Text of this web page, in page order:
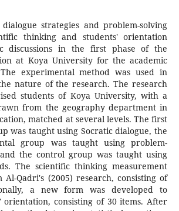
strategies and problem-solving
thinking and students' orientation
discussions in the first phase of the
at Koya University for the academic
experimental method was used in
nature of the research. The research
students of Koya University, with a
from the geography department in
matched at several levels. The first
was taught using Socratic dialogue, the
group was taught using problem-
the control group was taught using
The scientific thinking measurement
Qadri's (2005) research, consisting of
a new form was developed to
orientation, consisting of 30 items. After